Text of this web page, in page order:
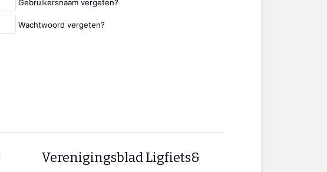
Gebruikersnaam vergeten?
Wachtwoord vergeten?
Verenigingsblad Ligfiets&